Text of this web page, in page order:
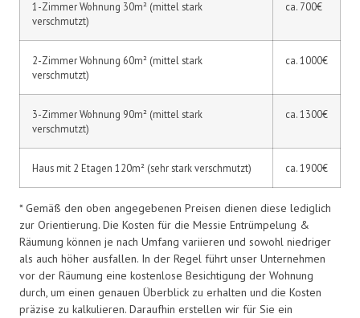
1-Zimmer Wohnung 30m² (mittel stark
verschmutzt)
ca. 700€
2-Zimmer Wohnung 60m² (mittel stark
verschmutzt)
ca. 1000€
3-Zimmer Wohnung 90m² (mittel stark
verschmutzt)
ca. 1300€
Haus mit 2 Etagen 120m² (sehr stark verschmutzt) ca. 1900€
* Gemäß den oben angegebenen Preisen dienen diese lediglich
zur Orientierung. Die Kosten für die Messie Entrümpelung &
Räumung können je nach Umfang variieren und sowohl niedriger
als auch höher ausfallen. In der Regel führt unser Unternehmen
vor der Räumung eine kostenlose Besichtigung der Wohnung
durch, um einen genauen Überblick zu erhalten und die Kosten
präzise zu kalkulieren. Daraufhin erstellen wir für Sie ein